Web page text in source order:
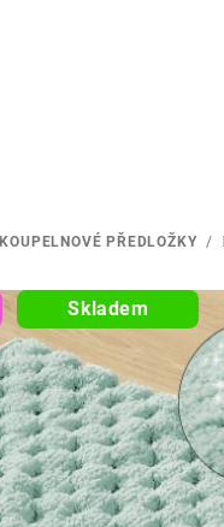
KOUPELNOVÉ PŘEDLOŽKY /
Skladem